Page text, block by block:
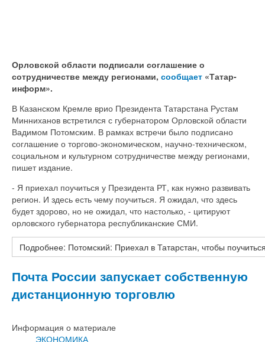
Орловской области подписали соглашение о
сотрудничестве между регионами, сообщает «Татар-
информ».
В Казанском Кремле врио Президента Татарстана Рустам
Минниханов встретился с губернатором Орловской области
Вадимом Потомским. В рамках встречи было подписано
соглашение о торгово-экономическом, научно-техническом,
социальном и культурном сотрудничестве между регионами,
пишет издание.
- Я приехал поучиться у Президента РТ, как нужно развивать
регион. И здесь есть чему поучиться. Я ожидал, что здесь
будет здорово, но не ожидал, что настолько, - цитируют
орловского губернатора республиканские СМИ.
Подробнее: Потомский: Приехал в Татарстан, чтобы
Почта России запускает собственную
дистанционную торговлю
Информация о материале
ЭКОНОМИКА